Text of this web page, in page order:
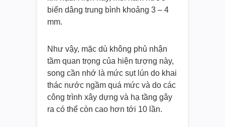
biển dâng trung bình khoảng 3 – 4
mm.
Như vậy, mặc dù không phủ nhận
tầm quan trọng của hiện tượng này,
song cần nhớ là mức sụt lún do khai
thác nước ngầm quá mức và do các
công trình xây dựng và hạ tầng gây
ra có thể còn cao hơn tới 10 lần.